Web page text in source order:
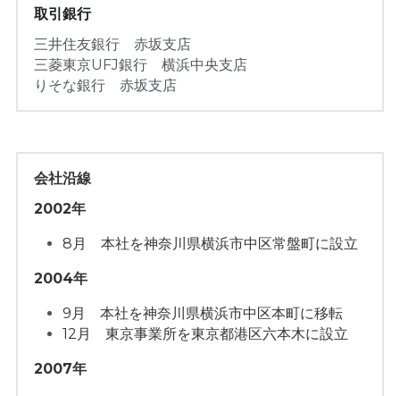
取引銀行
三井住友銀行　赤坂支店
三菱東京UFJ銀行　横浜中央支店
りそな銀行　赤坂支店
会社沿線
2002年
8月　本社を神奈川県横浜市中区常盤町に設立
2004年
9月　本社を神奈川県横浜市中区本町に移転
12月　東京事業所を東京都港区六本木に設立
2007年